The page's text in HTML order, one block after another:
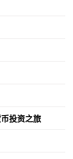
投资之旅